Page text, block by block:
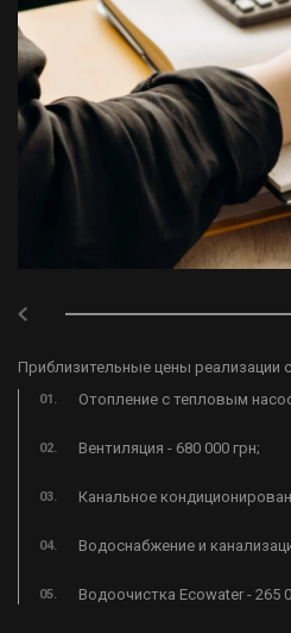
Приблизительные цены реализации
​Отопление с тепловым
Вентиляция - 680 000 грн;
​Канальное
​Водоснабжение и
​Водоочистка Ecowater - ​265